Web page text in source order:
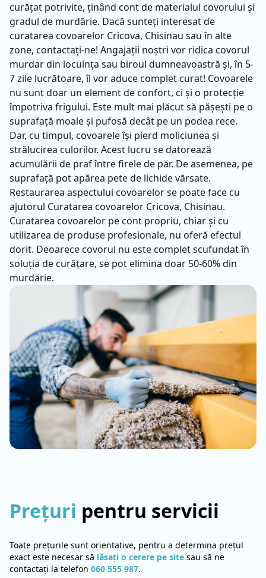
curățat potrivite, ținând cont de materialul covorului și
gradul de murdărie. Dacă sunteți interesat de
curatarea covoarelor Cricova, Chisinau​ sau în alte
zone, contactați-ne! Angajații noștri vor ridica covorul
murdar din locuința sau biroul dumneavoastră și, în 5-
7 zile lucrătoare, îl vor aduce complet curat! Covoarele
nu sunt doar un element de confort, ci și o protecție
împotriva frigului. Este mult mai plăcut să pășești pe o
suprafață moale și pufosă decât pe un podea rece.
Dar, cu timpul, covoarele își pierd moliciunea și
strălucirea culorilor. Acest lucru se datorează
acumulării de praf între firele de păr. De asemenea, pe
suprafață pot apărea pete de lichide vărsate.
Restaurarea aspectului covoarelor se poate face cu
ajutorul Curatarea covoarelor Cricova, Chisinau​.
Curatarea covoarelor pe cont propriu, chiar și cu
utilizarea de produse profesionale, nu oferă efectul
dorit. Deoarece covorul nu este complet scufundat în
soluția de curățare, se pot elimina doar 50-60% din
murdărie.
Prețuri pentru servicii
Toate prețurile sunt orientative, pentru a determina prețul
exact este necesar să lăsați o cerere pe site sau să ne
contactați la telefon 060 555 987.